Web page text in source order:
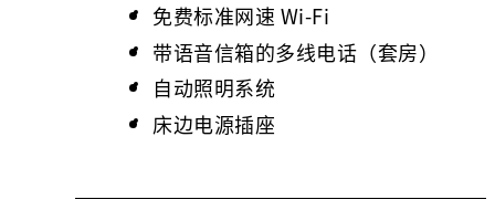
免费标准网速 Wi-Fi
带语音信箱的多线电话（套房）
自动照明系统
床边电源插座